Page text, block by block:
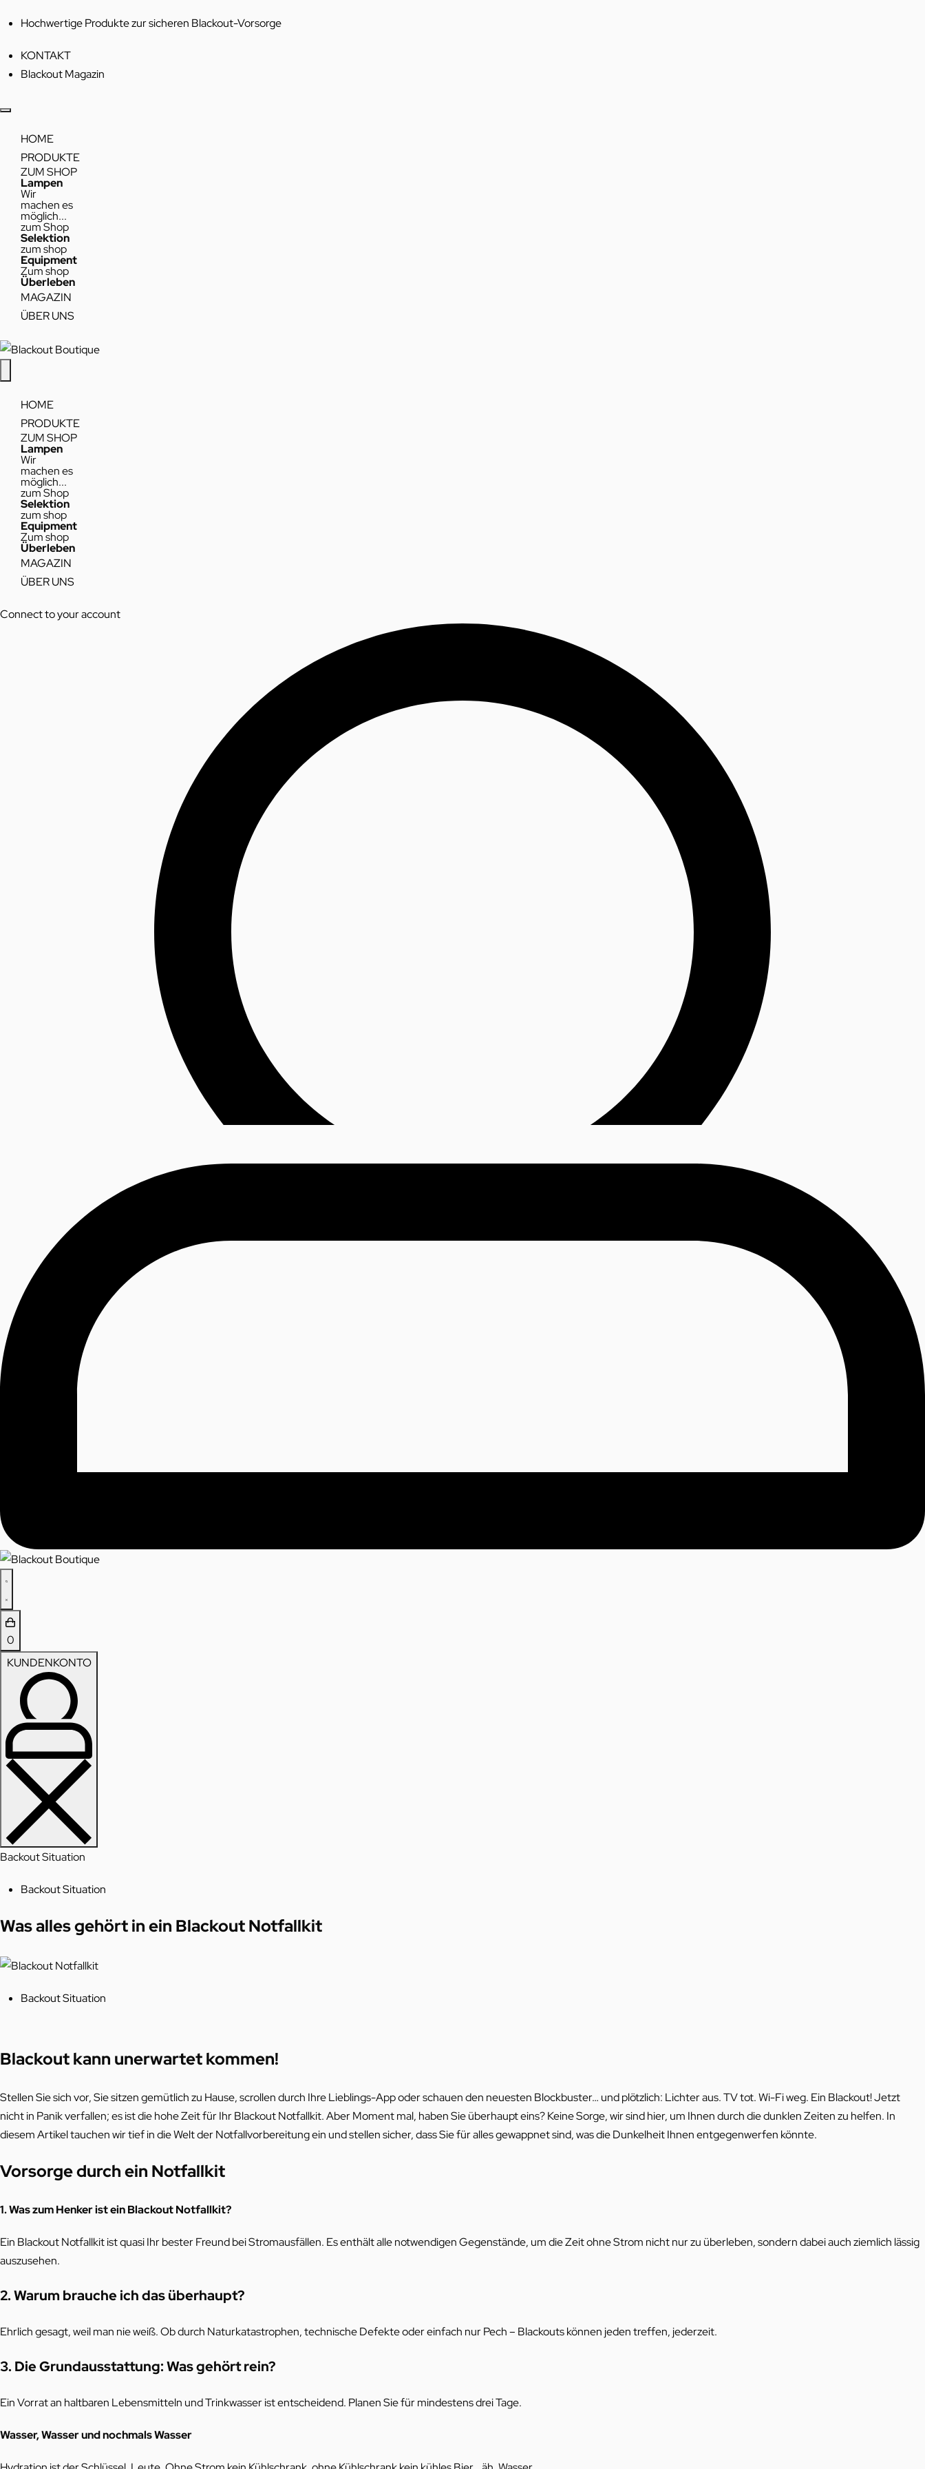
Hochwertige Produkte zur sicheren Blackout-Vorsorge
KONTAKT
Blackout Magazin
HOME
PRODUKTE
ZUM SHOP
Lampen
Wir
machen es
möglich...
zum Shop
Selektion
zum shop
Equipment
Zum shop
Überleben
MAGAZIN
ÜBER UNS
HOME
PRODUKTE
ZUM SHOP
Lampen
Wir
machen es
möglich...
zum Shop
Selektion
zum shop
Equipment
Zum shop
Überleben
MAGAZIN
ÜBER UNS
Connect to your account
0
KUNDENKONTO
Backout Situation
PostedBackout Situation
Was alles gehört in ein Blackout Notfallkit
PostedBackout Situation
Blackout kann unerwartet kommen!
Stellen Sie sich vor, Sie sitzen gemütlich zu Hause, scrollen durch Ihre Lieblings-App oder schauen den neuesten Blockbuster… und plötzlich: Lichter aus. TV tot. Wi-Fi weg. Ein Blackout! Jetzt
nicht in Panik verfallen; es ist die hohe Zeit für Ihr Blackout Notfallkit. Aber Moment mal, haben Sie überhaupt eins? Keine Sorge, wir sind hier, um Ihnen durch die dunklen Zeiten zu helfen. In
diesem Artikel tauchen wir tief in die Welt der Notfallvorbereitung ein und stellen sicher, dass Sie für alles gewappnet sind, was die Dunkelheit Ihnen entgegenwerfen könnte.
Vorsorge durch ein Notfallkit
1. Was zum Henker ist ein Blackout Notfallkit?
Ein Blackout Notfallkit ist quasi Ihr bester Freund bei Stromausfällen. Es enthält alle notwendigen Gegenstände, um die Zeit ohne Strom nicht nur zu überleben, sondern dabei auch ziemlich lässig
auszusehen.
2. Warum brauche ich das überhaupt?
Ehrlich gesagt, weil man nie weiß. Ob durch Naturkatastrophen, technische Defekte oder einfach nur Pech – Blackouts können jeden treffen, jederzeit.
3. Die Grundausstattung: Was gehört rein?
Ein Vorrat an haltbaren Lebensmitteln und Trinkwasser ist entscheidend. Planen Sie für mindestens drei Tage.
Wasser, Wasser und nochmals Wasser